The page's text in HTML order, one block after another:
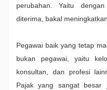
perubahan. Yaitu
diterima, bakal
Pegawai baik yang tetap
bukan pegawai, yaitu
konsultan, dan profesi
Pajak yang sangat besar